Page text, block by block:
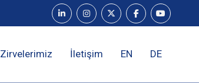
Zirvelerimiz İletişim EN DE